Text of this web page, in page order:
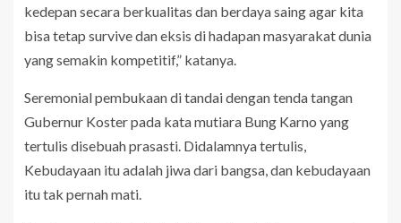
kedepan secara berkualitas dan berdaya saing agar kita
bisa tetap survive dan eksis di hadapan masyarakat dunia
yang semakin kompetitif,” katanya.
Seremonial pembukaan di tandai dengan tenda tangan
Gubernur Koster pada kata mutiara Bung Karno yang
tertulis disebuah prasasti. Didalamnya tertulis,
Kebudayaan itu adalah jiwa dari bangsa, dan kebudayaan
itu tak pernah mati.